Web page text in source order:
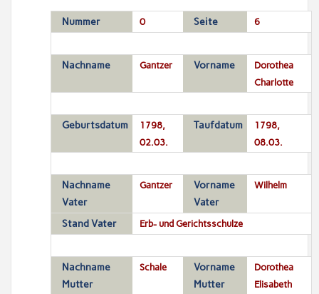
Nummer 0 Seite 6
Nachname Gantzer Vorname
Dorothea
Charlotte
Geburtsdatum
1798,
02.03.
Taufdatum
1798,
08.03.
Nachname
Vater
Gantzer
Vorname
Vater
Wilhelm
Stand Vater Erb- und Gerichtsschulze
Nachname
Mutter
Schale
Vorname
Mutter
Dorothea
Elisabeth